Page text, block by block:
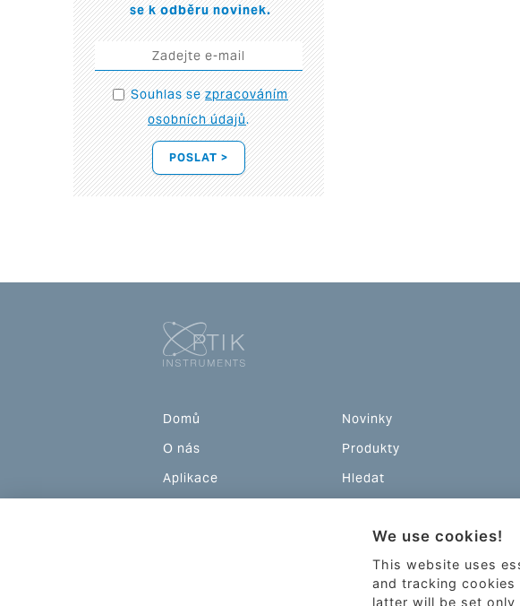
se k odběru novinek.
Souhlas sezpracováním
osobních údajů.
POSLAT >
Domů
Novinky
O nás
Produkty
Aplikace
Hledat
KontaktyWe use cookies!
This website uses
and tracking
latter will be set only